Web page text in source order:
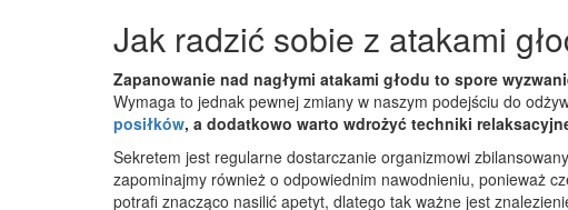
Jak radzić sobie z atakami
Zapanowanie nad nagłymi atakami głodu to spore
Wymaga to jednak pewnej zmiany w naszym podejściu do
posiłków, a dodatkowo warto wdrożyć techniki
Sekretem jest regularne dostarczanie organizmowi
zapominajmy również o odpowiednim nawodnieniu, ponieważ
potrafi znacząco nasilić apetyt, dlatego tak ważne jest